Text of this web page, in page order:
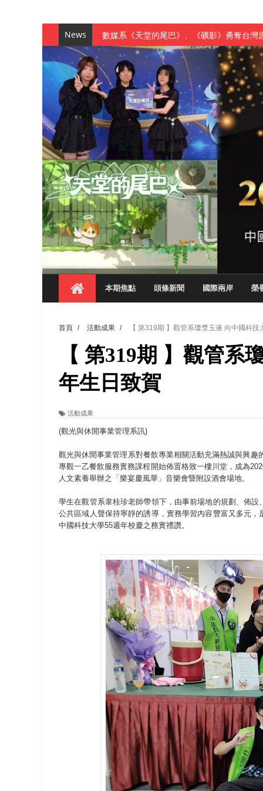
News
數媒系《天堂的尾巴》、《礦影》勇奪台灣
師生攜手磨練一個月！觀管系榮獲天籟盃
一銀彭仁主中國科大開講 解密AI時代的金
通識教育中心主辦「114學年度AI英文自我
數據後的溫度：財金系傑出校友共議「人
森城建設股份有限公司捐贈 嘉惠行管系莘
產學合作新里程！財金系師生參訪中租控股
英文公園 315期
【 第404期 】影視系榮獲59屆美國休士頓
【 第404期 】你抓得到我嗎？數媒系VR新
【 第404期 】數媒系《光影潛歷史》榮獲
【 第404期 】探索空間設計解方 室設系學
【 第404期 】從創意到實踐 數媒系學生於
【 第404期 】以品格奠基、用領導領航：
領航AI創先例！ 數媒系錄音室獲「杜比全
觀管系展現跨域創新與實作育人成效 AI智
學務處舉辦「董事長『聊』心室」 上官董
成人之美成就學生夢想 菁英學程陪伴財金
金曲陣容強勢進駐！中國科大原民音樂成果
本期焦點 頭條新聞 國際兩岸 榮
首頁 / 活動成果 / 【 第319期 】觀管系瓊漿玉液 向中國科
【 第319期 】觀管系
年生日致賀
活動成果
(觀光與休閒事業管理系訊)
觀光與休閒事業管理系對餐飲專業相關活動充滿熱誠與興
專觀一乙餐飲服務實務課程開始佈置格致一樓川堂，成為
人文素養舉辦之「樂宴慶風華」音樂會暨附設酒會場地。
學生在觀管系韋桂珍老師帶領下，由事前場地的規劃、佈
公共區域人聲保持寧靜的誘導，實務學習內容豐富又多元
中國科技大學55週年校慶之務實禮讚。